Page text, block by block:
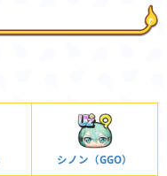
シノン（GGO）